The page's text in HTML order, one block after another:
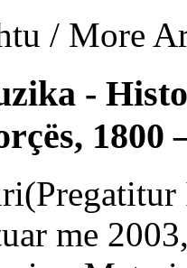
/ More
-
1800
me